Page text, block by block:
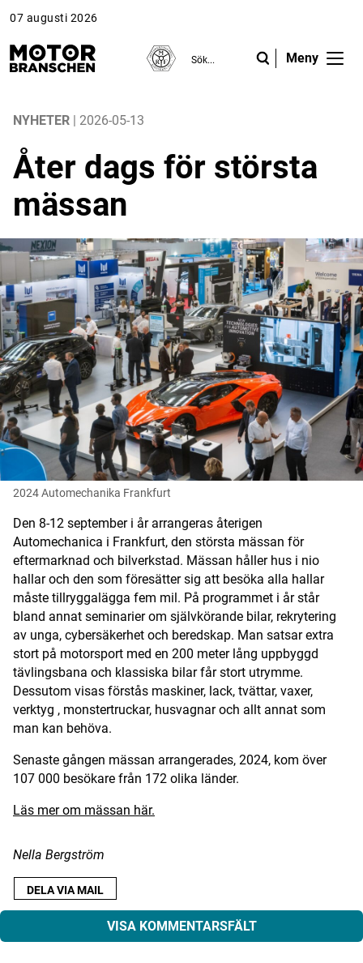
07 augusti 2026
Meny
Reportage
Fråga experterna
Platsbanken
Läs e-tidningen
Digital prenumeration
Annonsera
Om Motorbranschen
Nyhetsbrev
Det här är vi
Arbeta för oss
NYHETER | 2026-05-13
Åter dags för största
mässan
2024 Automechanika Frankfurt
Den 8-12 september i år arrangeras återigen
Automechanica i Frankfurt, den största mässan för
eftermarknad och bilverkstad. Mässan håller hus i nio
hallar och den som föresätter sig att besöka alla hallar
måste tillryggalägga fem mil. På programmet i år står
bland annat seminarier om självkörande bilar, rekrytering
av unga, cybersäkerhet och beredskap. Man satsar extra
stort på motorsport med en 200 meter lång uppbyggd
tävlingsbana och klassiska bilar får stort utrymme.
Dessutom visas förstås maskiner, lack, tvättar, vaxer,
verktyg , monstertruckar, husvagnar och allt annat som
man kan behöva.
Senaste gången mässan arrangerades, 2024, kom över
107 000 besökare från 172 olika länder.
Läs mer om mässan här.
Nella Bergström
DELA VIA MAIL
VISA KOMMENTARSFÄLT